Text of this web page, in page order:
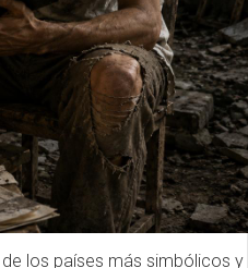
los países más simbólicos y